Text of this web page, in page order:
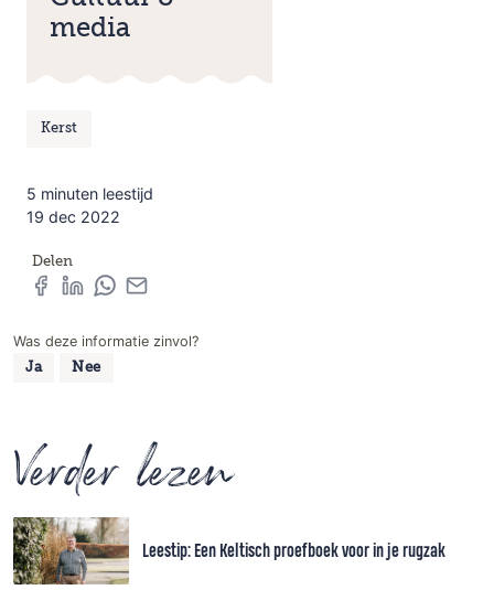
media
Kerst
5 minuten leestijd
19 dec 2022
Delen
Was deze informatie zinvol?
Ja Nee
Verder lezen
Leestip: Een Keltisch proefboek voor in je rugzak